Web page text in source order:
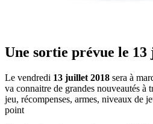
Une sortie prévue le
Le vendredi 13 juillet 2018 sera à
va connaitre de grandes nouveautés à
jeu, récompenses, armes, niveaux de
point